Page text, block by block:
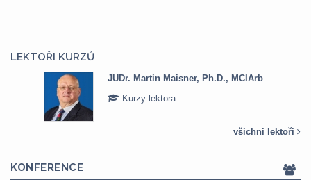
LEKTOŘI KURZŮ
JUDr. Martin Maisner, Ph.D., MCIArb
Kurzy lektora
všichni lektoři
KONFERENCE